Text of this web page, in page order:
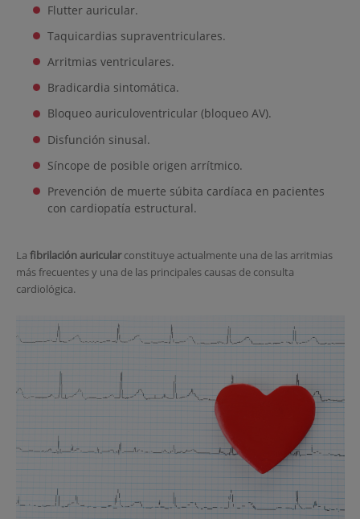
Flutter auricular.
Taquicardias supraventriculares.
Arritmias ventriculares.
Bradicardia sintomática.
Bloqueo auriculoventricular (bloqueo AV).
Disfunción sinusal.
Síncope de posible origen arrítmico.
Prevención de muerte súbita cardíaca en pacientes
con cardiopatía estructural.
La fibrilación auricularconstituye actualmente una de las arritmias
más frecuentes y una de las principales causas de consulta
cardiológica.